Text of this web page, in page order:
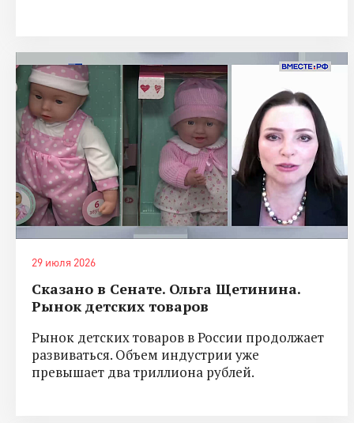
29 июля 2026
Сказано в Сенате. Ольга Щетинина.
Рынок детских товаров
Рынок детских товаров в России продолжает
развиваться. Объем индустрии уже
превышает два триллиона рублей.